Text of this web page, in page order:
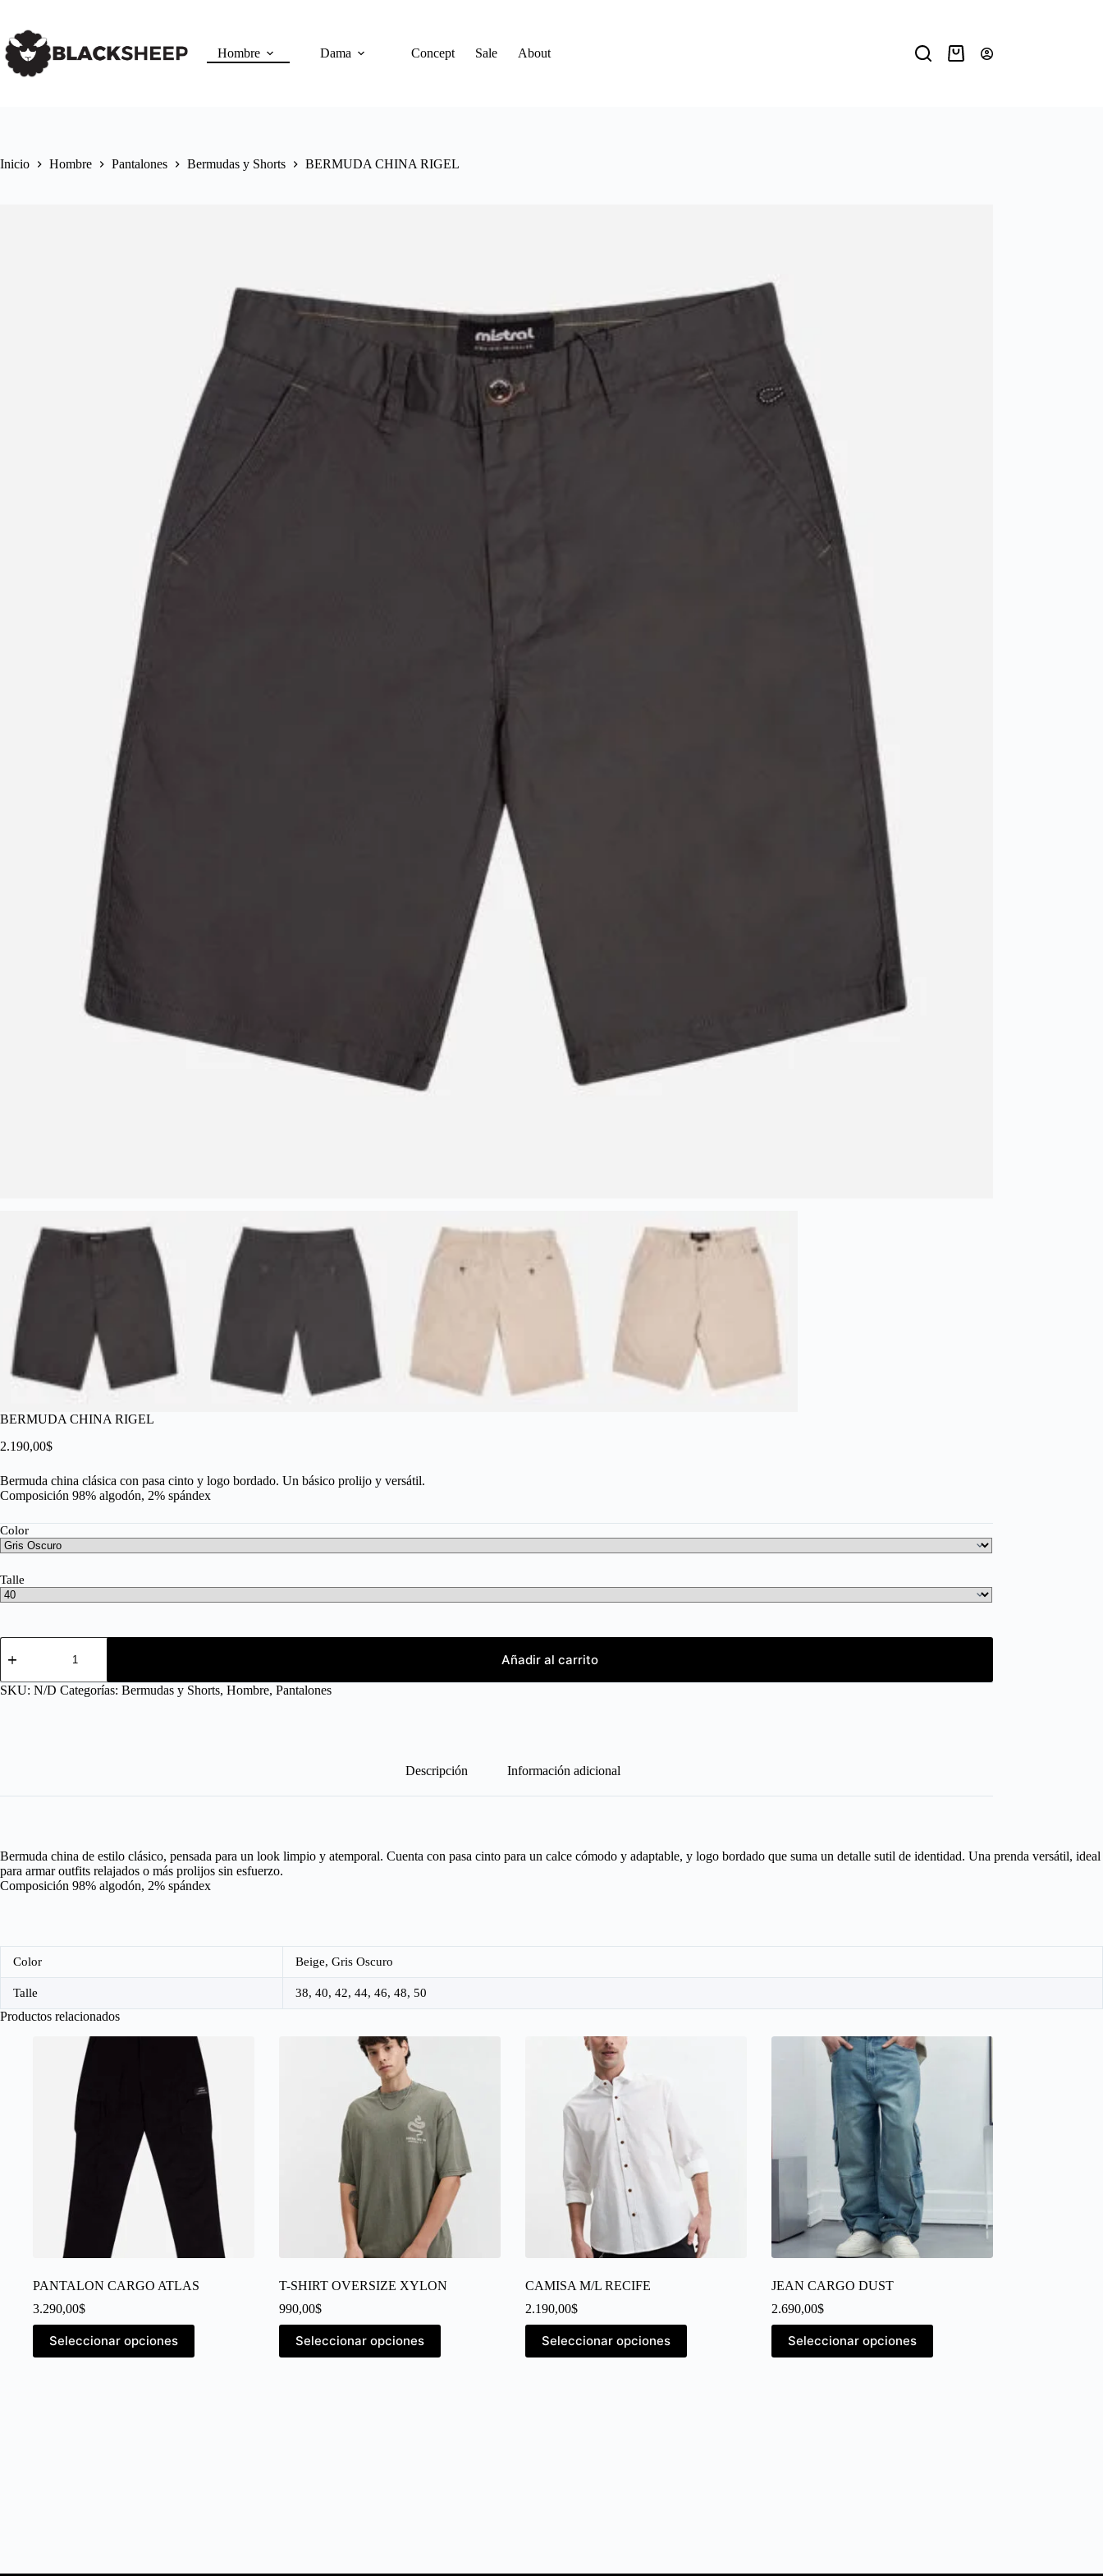
Hombre Dama Concept Sale About
Inicio Hombre Pantalones Bermudas y Shorts BERMUDA CHINA RIGEL
BERMUDA CHINA RIGEL
2.190,00$
Bermuda china clásica con pasa cinto y logo bordado. Un básico prolijo y versátil.
Composición 98% algodón, 2% spándex
Color
Talle
Añadir al carrito
SKU: N/D Categorías: Bermudas y Shorts, Hombre, Pantalones
Descripción Información adicional
Bermuda china de estilo clásico, pensada para un look limpio y atemporal. Cuenta con pasa cinto para un calce cómodo y adaptable, y logo bordado que suma un detalle sutil de identidad. Una prenda versátil, ideal
para armar outfits relajados o más prolijos sin esfuerzo.
Composición 98% algodón, 2% spándex
Color Beige, Gris Oscuro
Talle 38, 40, 42, 44, 46, 48, 50
Productos relacionados
PANTALON CARGO ATLAS
3.290,00$
Seleccionar opciones
T-SHIRT OVERSIZE XYLON
990,00$
Seleccionar opciones
CAMISA M/L RECIFE
2.190,00$
Seleccionar opciones
JEAN CARGO DUST
2.690,00$
Seleccionar opciones